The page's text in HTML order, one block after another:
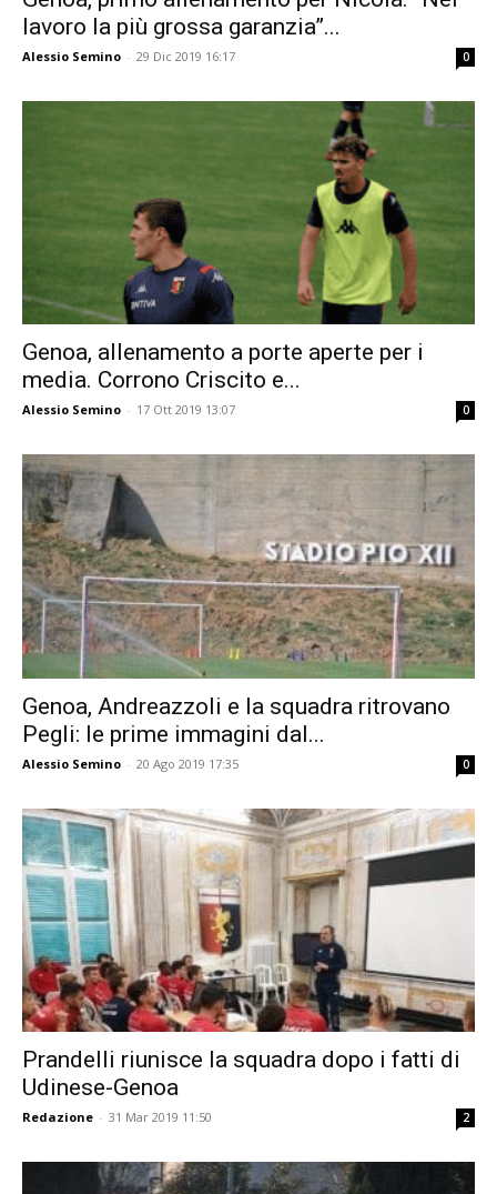
lavoro la più grossa garanzia”...
Alessio Semino - 29 Dic 2019 16:17 0
Genoa, allenamento a porte aperte per i
media. Corrono Criscito e...
Alessio Semino - 17 Ott 2019 13:07 0
Genoa, Andreazzoli e la squadra ritrovano
Pegli: le prime immagini dal...
Alessio Semino - 20 Ago 2019 17:35 0
Prandelli riunisce la squadra dopo i fatti di
Udinese-Genoa
Redazione - 31 Mar 2019 11:50 2